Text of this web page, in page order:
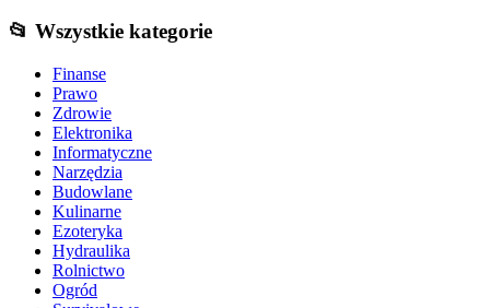
📂 Wszystkie kategorie
Finanse
Prawo
Zdrowie
Elektronika
Informatyczne
Narzędzia
Budowlane
Kulinarne
Ezoteryka
Hydraulika
Rolnictwo
Ogród